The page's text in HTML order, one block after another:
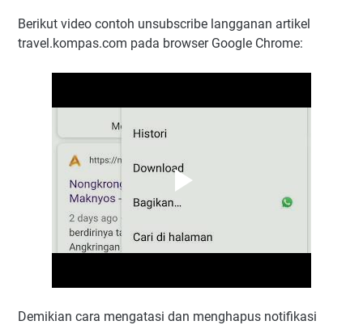
Berikut video contoh unsubscribe langganan artikel
travel.kompas.com pada browser Google Chrome:
Demikian cara mengatasi dan menghapus notifikasi